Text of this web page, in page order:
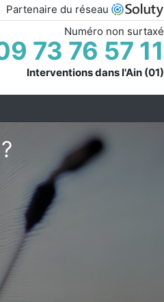
Partenaire du réseau
Numéro non surtaxé
73 76 57 11
Interventions dans l'Ain (01)